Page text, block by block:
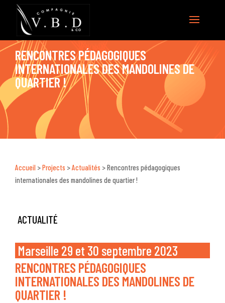
RENCONTRES PÉDAGOGIQUES
INTERNATIONALES DES MANDOLINES DE
QUARTIER !
Accueil >Projects >Actualités >Rencontres pédagogiques
internationales des mandolines de quartier !
ACTUALITÉ
Marseille 29 et 30 septembre 2023
RENCONTRES PÉDAGOGIQUES
INTERNATIONALES DES MANDOLINES DE
QUARTIER !